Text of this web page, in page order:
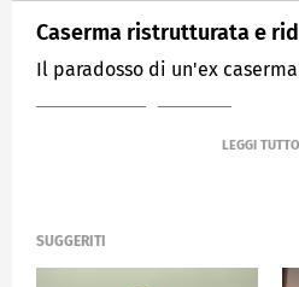
Caserma ristrutturata e
Il paradosso di un'ex
SUGGERITI